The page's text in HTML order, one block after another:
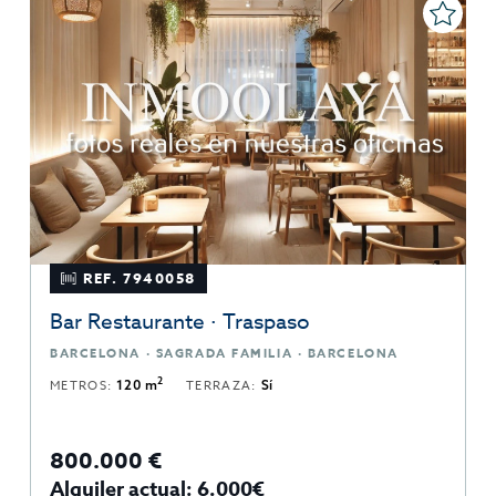
REF. 7940058
Bar Restaurante · Traspaso
BARCELONA · SAGRADA FAMILIA · BARCELONA
METROS:120 m2 TERRAZA: Sí
800.000 €
Alquiler actual: 6.000€